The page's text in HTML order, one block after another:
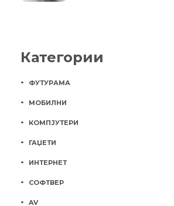
Категории
ФУТУРАМА
МОБИЛНИ
КОМПЈУТЕРИ
ГАЏЕТИ
ИНТЕРНЕТ
СОФТВЕР
AV